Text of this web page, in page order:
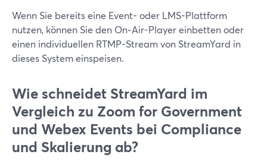
Wenn Sie bereits eine Event- oder LMS-Plattform
nutzen, können Sie den On‑Air-Player einbetten oder
einen individuellen RTMP-Stream von StreamYard in
dieses System einspeisen.
Wie schneidet StreamYard im
Vergleich zu Zoom for Government
und Webex Events bei Compliance
und Skalierung ab?